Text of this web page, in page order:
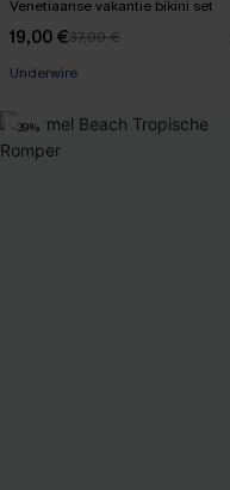
Venetiaanse vakantie bikini set
19,00 €37,00 €
Underwire
-39%